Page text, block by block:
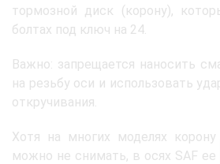
тормозной диск (корону),
болтах под ключ на 24.
Важно: запрещается наносить
на резьбу оси и использовать
откручивания.
Хотя на многих моделях корону
можно не снимать, в осях SAF ее